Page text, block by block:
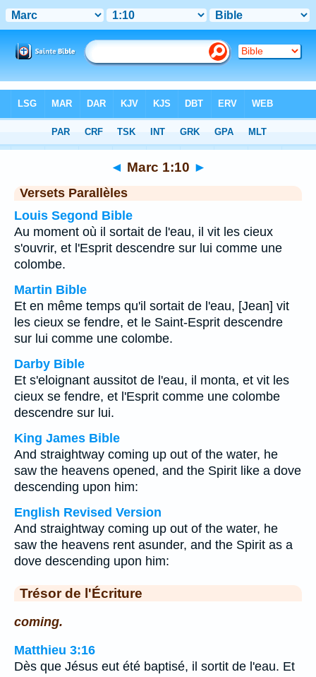
Chapitre 1> Verset 10
◄ Marc 1:10 ►
Versets Parallèles
Louis Segond Bible
Au moment où il sortait de l'eau, il vit les cieux
s'ouvrir, et l'Esprit descendre sur lui comme une
colombe.
Martin Bible
Et en même temps qu'il sortait de l'eau, [Jean] vit
les cieux se fendre, et le Saint-Esprit descendre
sur lui comme une colombe.
Darby Bible
Et s'eloignant aussitot de l'eau, il monta, et vit les
cieux se fendre, et l'Esprit comme une colombe
descendre sur lui.
King James Bible
And straightway coming up out of the water, he
saw the heavens opened, and the Spirit like a dove
descending upon him:
English Revised Version
And straightway coming up out of the water, he
saw the heavens rent asunder, and the Spirit as a
dove descending upon him:
Trésor de l'Écriture
coming.
Matthieu 3:16
Dès que Jésus eut été baptisé, il sortit de l'eau. Et